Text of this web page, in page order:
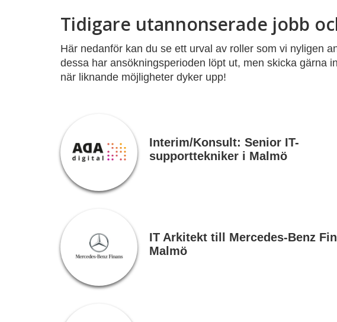
Tidigare utannonserade jobb
Här nedanför kan du se ett urval av roller som vi nyligen
dessa har ansökningsperioden löpt ut, men skicka gärna
när liknande möjligheter dyker upp!
Interim/Konsult: Senior IT-
supporttekniker i Malmö
IT Arkitekt till Mercedes-Benz
Malmö